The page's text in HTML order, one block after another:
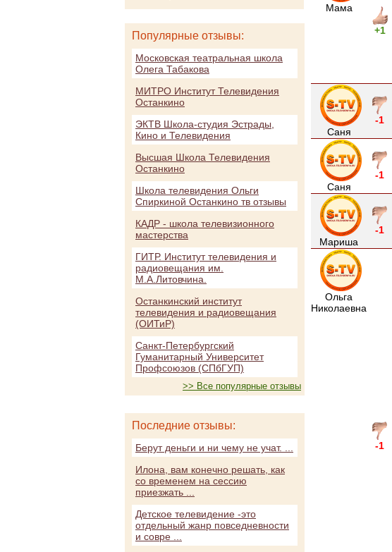
Мама
+1
Саня
-1
Саня
-1
Мариша
-1
Ольга
Николаевна
-1
Популярные отзывы:
Московская театральная школа
Олега Табакова
МИТРО Институт Телевидения
Останкино
ЭКТВ Школа-студия Эстрады,
Кино и Телевидения
Высшая Школа Телевидения
Останкино
Школа телевидения Ольги
Спиркиной Останкино тв отзывы
КАДР - школа телевизионного
мастерства
ГИТР. Институт телевидения и
радиовещания им.
М.А.Литовчина.
Останкинский институт
телевидения и радиовещания
(ОИТиР)
Санкт-Петербургский
Гуманитарный Университет
Профсоюзов (СПбГУП)
>> Все популярные отзывы
Последние отзывы:
Берут деньги и ни чему не учат. ...
Илона, вам конечно решать, как
со временем на сессию
приезжать ...
Детское телевидение -это
отдельный жанр повседневности
и совре ...